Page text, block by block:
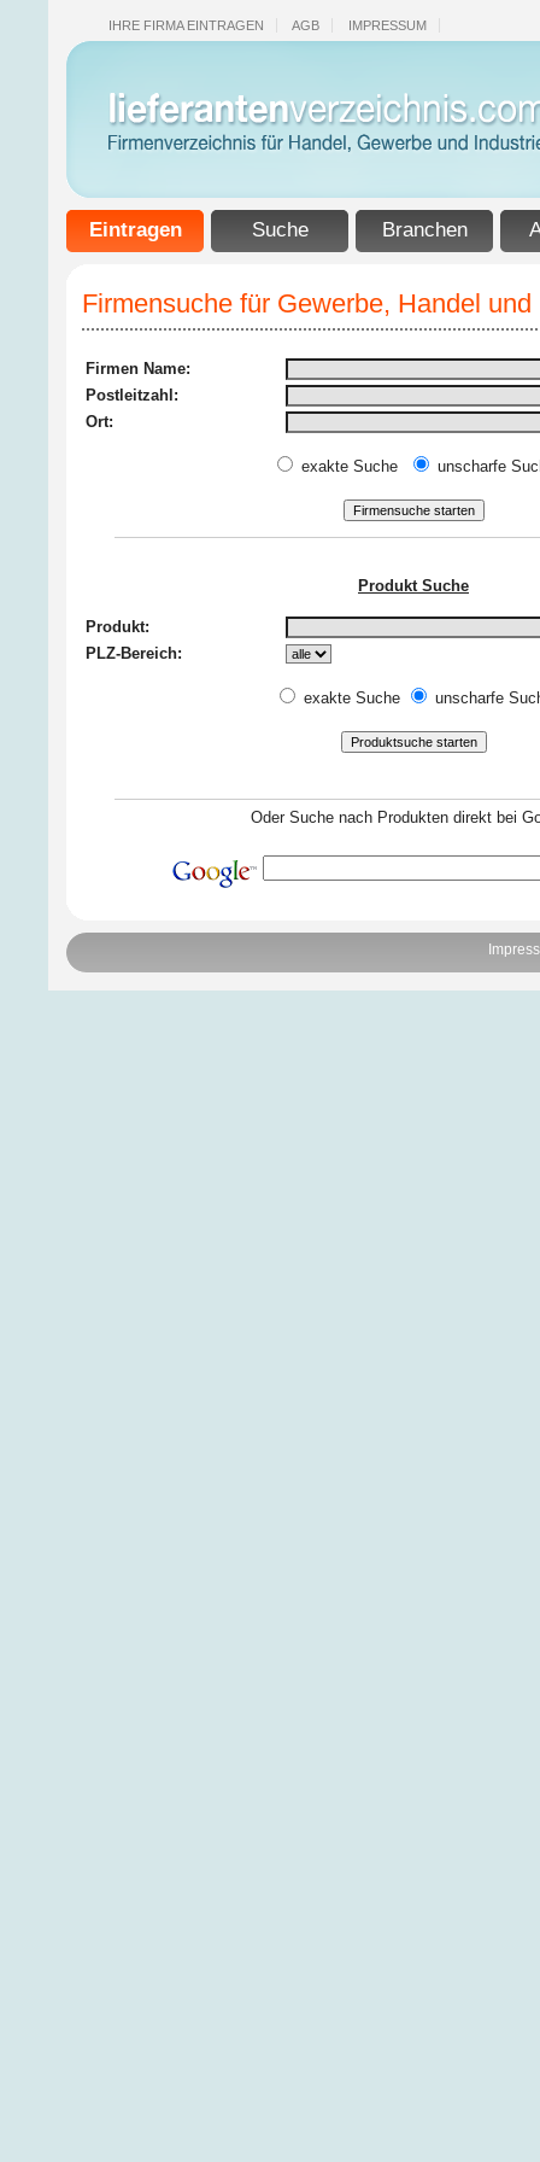
IHRE FIRMA EINTRAGEN AGB IMPRESSUM
Eintragen Suche Branchen
Firmensuche für Gewerbe, Handel und
Firmen Name:
Postleitzahl:
Ort:
exakte Suche unscharfe
Produkt Suche
Produkt:
PLZ-Bereich:
exakte Suche unscharfe
Oder Suche nach Produkten direkt bei